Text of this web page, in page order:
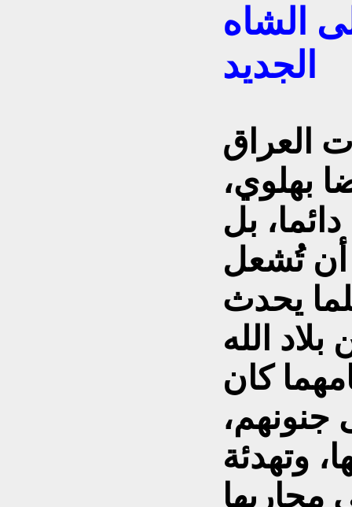
الشاه
الجديد
العراق
بهلوي،
بل
أن تُشعل
يحدث
الله
كان
جنونهم،
وتهدئة
مجاريها